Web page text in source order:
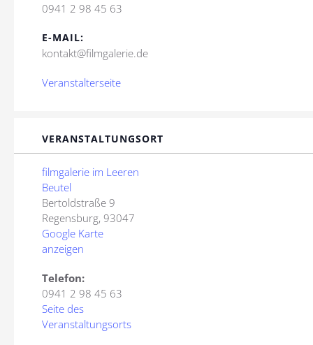
0941 2 98 45 63
E-MAIL:
kontakt@filmgalerie.de
Veranstalterseite
VERANSTALTUNGSORT
filmgalerie im Leeren
Beutel
Bertoldstraße 9
Regensburg, 93047
Google Karte
anzeigen
Telefon:
0941 2 98 45 63
Seite des
Veranstaltungsorts